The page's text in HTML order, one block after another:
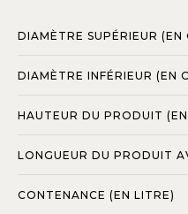
DIAMÈTRE SUPÉRIEUR (EN
DIAMÈTRE INFÉRIEUR (EN
HAUTEUR DU PRODUIT
LONGUEUR DU PRODUIT
CONTENANCE (EN LITRE)